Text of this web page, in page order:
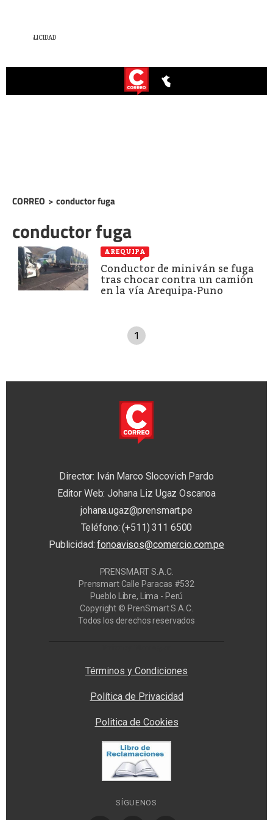
CORREO > conductor fuga
conductor fuga
AREQUIPA
Conductor de miniván se fuga
tras chocar contra un camión
en la vía Arequipa-Puno
1
Director: Iván Marco Slocovich Pardo
Editor Web: Johana Liz Ugaz Oscanoa
johana.ugaz@prensmart.pe
Teléfono: (+511) 311 6500
Publicidad:fonoavisos@comercio.com.pe
PRENSMART S.A.C.
Prensmart Calle Paracas #532
Pueblo Libre, Lima - Perú
Copyright © PrenSmart S.A.C.
Todos los derechos reservados
Términos y Condiciones
Política de Privacidad
Politica de Cookies
SÍGUENOS